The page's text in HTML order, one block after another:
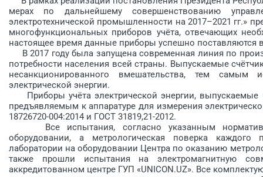
мерах по дальнейшему совершенствованию
электротехнической промышленности на 2017–2021 гг.»
многофункциональных приборов учёта, отвечающих
настоящее время данные приборы успешно поставляются
В 2017 году была запущена современная линия по
потребности населения всей страны. Выпускаемые
несанкционированного вмешательства, тем самым
электрической энергии.
Приборы учёта электрической энергии, выпускаемые
предъявляемым к аппаратуре для измерения
18726720-004:2014 и ГОСТ 31819,21-2012.
Все испытания, согласно указанным
оборудовании, а метрологическая поверка каждого
лаборатории на оборудовании Центра по оказанию
также прошли испытания на электромагнитную
аккредитованном центре ГУП «UNICON.UZ». Все